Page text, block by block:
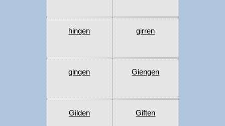
hingen girren
gingen Giengen
Gilden Giften